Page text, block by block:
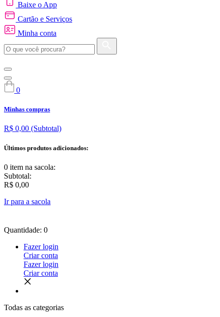
Baixe o App
Cartão e Serviços
Minha conta
0
Minhas compras
R$ 0,00 (Subtotal)
Últimos produtos adicionados:
0 item na sacola:
Subtotal:
R$ 0,00
Ir para a sacola
Quantidade: 0
Fazer login
Criar conta
Fazer login
Criar conta
Todas as categorias